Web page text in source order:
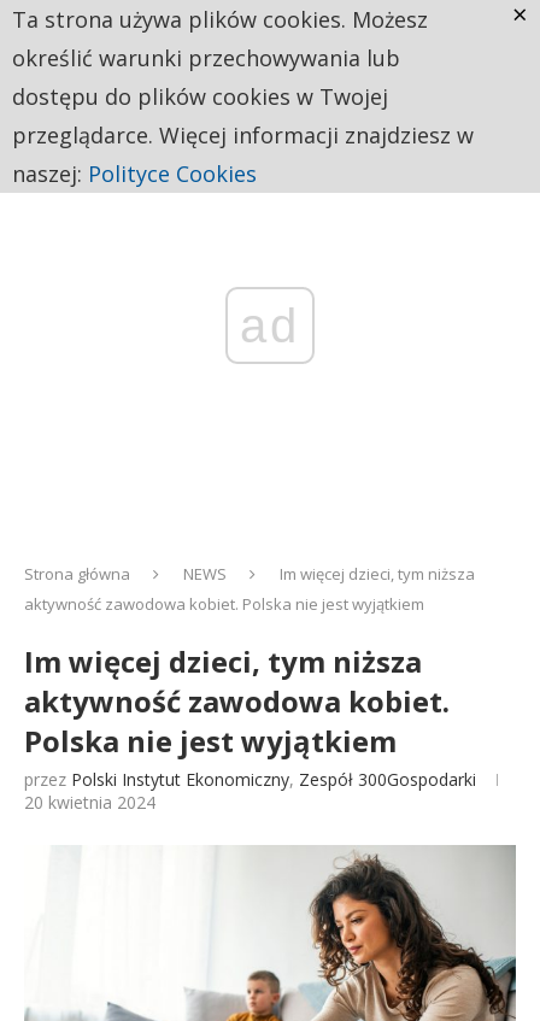
ad
Strona główna NEWS
Im więcej dzieci, tym niższa
aktywność zawodowa kobiet. Polska nie jest wyjątkiem
Im więcej dzieci, tym niższa
aktywność zawodowa kobiet.
Polska nie jest wyjątkiem
przez Polski Instytut Ekonomiczny, Zespół 300Gospodarki
20 kwietnia 2024
Ta strona używa plików cookies. Możesz
określić warunki przechowywania lub
dostępu do plików cookies w Twojej
przeglądarce. Więcej informacji znajdziesz w
naszej: Polityce Cookies
×